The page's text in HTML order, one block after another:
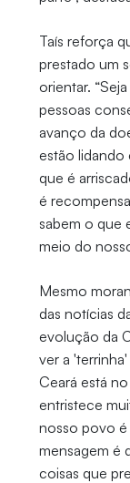
Taís reforça
prestado um
orientar.
pessoas
avanço da
estão lidando
que é
é
sabem o que
meio do
Mesmo
das notícias
evolução da
ver a
Ceará está
entristece
nosso povo é
mensagem é
coisas que